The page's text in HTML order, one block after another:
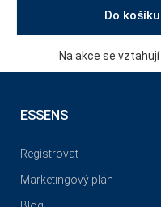
Do košíku
Na akce se vztahují
ESSENS
Registrovat
Marketingový plán